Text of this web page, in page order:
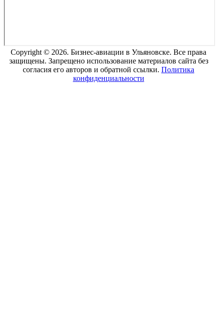
Copyright © 2026. Бизнес-авиации в Ульяновске. Все права
защищены. Запрещено использование материалов сайта без
согласия его авторов и обратной ссылки. Политика
конфиденциальности